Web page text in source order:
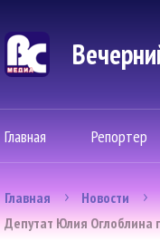
Главная Репортер
Главная
Новости
Депутат Юлия Оглоблина